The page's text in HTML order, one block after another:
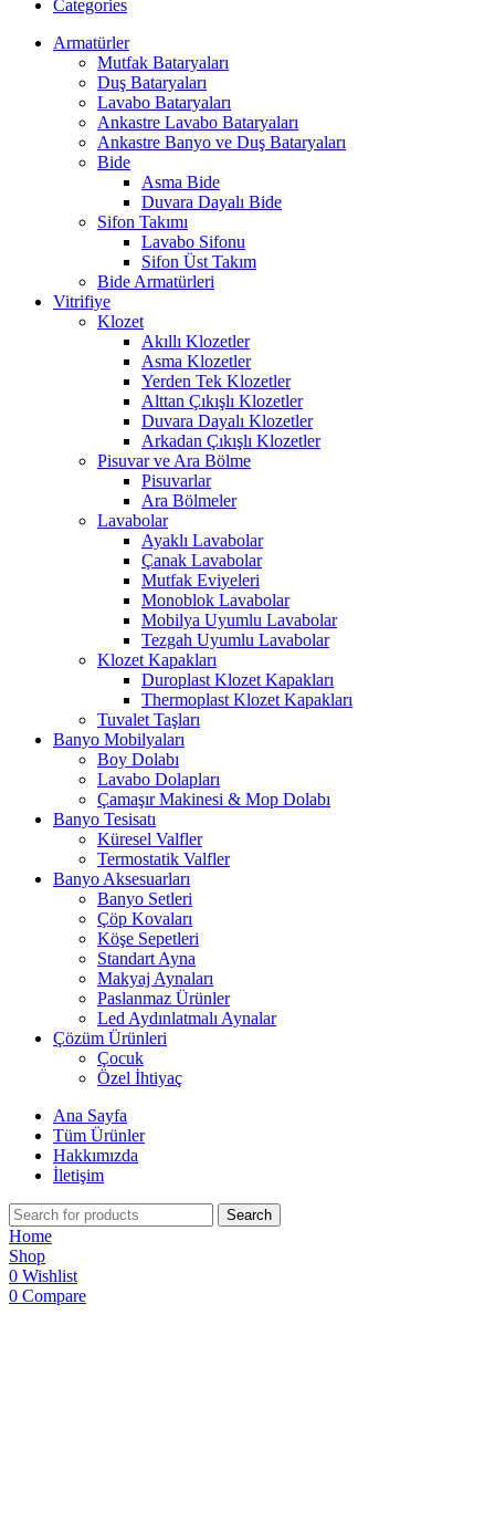
Categories
Armatürler
Mutfak Bataryaları
Duş Bataryaları
Lavabo Bataryaları
Ankastre Lavabo Bataryaları
Ankastre Banyo ve Duş Bataryaları
Bide
Asma Bide
Duvara Dayalı Bide
Sifon Takımı
Lavabo Sifonu
Sifon Üst Takım
Bide Armatürleri
Vitrifiye
Klozet
Akıllı Klozetler
Asma Klozetler
Yerden Tek Klozetler
Alttan Çıkışlı Klozetler
Duvara Dayalı Klozetler
Arkadan Çıkışlı Klozetler
Pisuvar ve Ara Bölme
Pisuvarlar
Ara Bölmeler
Lavabolar
Ayaklı Lavabolar
Çanak Lavabolar
Mutfak Eviyeleri
Monoblok Lavabolar
Mobilya Uyumlu Lavabolar
Tezgah Uyumlu Lavabolar
Klozet Kapakları
Duroplast Klozet Kapakları
Thermoplast Klozet Kapakları
Tuvalet Taşları
Banyo Mobilyaları
Boy Dolabı
Lavabo Dolapları
Çamaşır Makinesi & Mop Dolabı
Banyo Tesisatı
Küresel Valfler
Termostatik Valfler
Banyo Aksesuarları
Banyo Setleri
Çöp Kovaları
Köşe Sepetleri
Standart Ayna
Makyaj Aynaları
Paslanmaz Ürünler
Led Aydınlatmalı Aynalar
Çözüm Ürünleri
Çocuk
Özel İhtiyaç
Ana Sayfa
Tüm Ürünler
Hakkımızda
İletişim
Search
Home
Shop
0 Wishlist
0 Compare